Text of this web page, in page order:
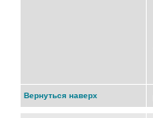
Вернуться наверх